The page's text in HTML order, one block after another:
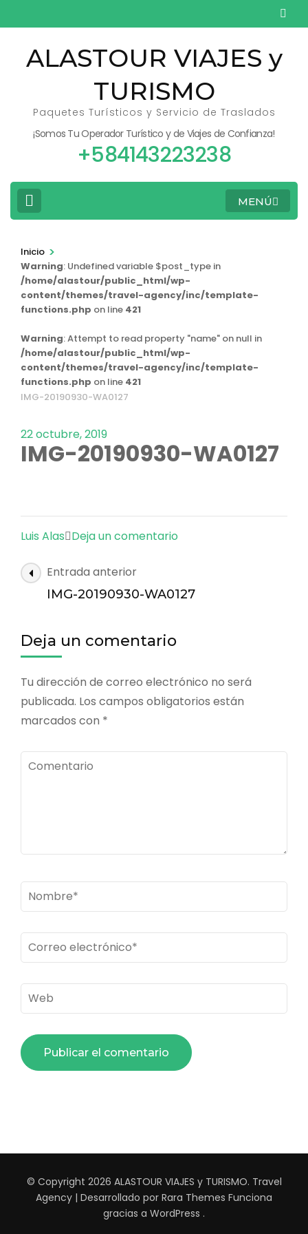
al
contenido
(presionaALASTOUR VIAJES y
TURISMO
Paquetes Turísticos y Servicio de Traslados
¡Somos Tu Operador Turístico y de Viajes de Confianza!
+584143223238
MENÚ
Inicio >
Warning: Undefined variable $post_type in
/home/alastour/public_html/wp-
content/themes/travel-agency/inc/template-
functions.php on line 421
Warning: Attempt to read property "name" on null in
/home/alastour/public_html/wp-
content/themes/travel-agency/inc/template-
functions.php on line 421
IMG-20190930-WA0127
22 octubre, 2019
IMG-20190930-WA0127
Luis Alas Deja un comentario
WA0127
Navegación
de
entradas
Entrada anterior
IMG-20190930-WA0127
Deja un comentario
Tu dirección de correo electrónico no será
publicada. Los campos obligatorios están
marcados con *
Comentario
Nombre*
Correo
electrónico*
Web
© Copyright 2026 ALASTOUR VIAJES y TURISMO. Travel
Agency | Desarrollado por Rara Themes Funciona
gracias a WordPress .